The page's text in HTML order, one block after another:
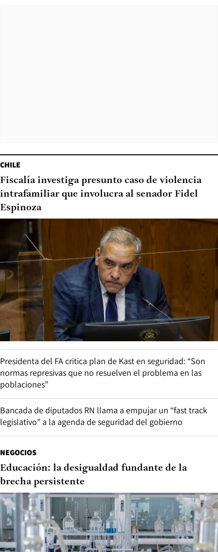
CHILE
Fiscalía investiga presunto caso de violencia
intrafamiliar que involucra al senador Fidel
Espinoza
Presidenta del FA critica plan de Kast en seguridad: “Son
normas represivas que no resuelven el problema en las
poblaciones”
Bancada de diputados RN llama a empujar un “fast track
legislativo” a la agenda de seguridad del gobierno
NEGOCIOS
Educación: la desigualdad fundante de la
brecha persistente